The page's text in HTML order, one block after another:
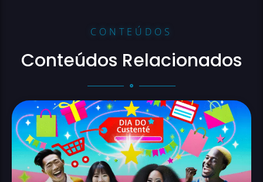
CONTEÚDOS
Conteúdos Relacionados